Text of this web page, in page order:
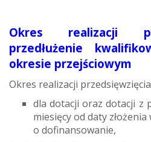
Okres realizacji
przedłużenie
okresie przejściowym
Okres realizacji
dla dotacji oraz dotacji z
miesięcy od daty
o dofinansowanie,